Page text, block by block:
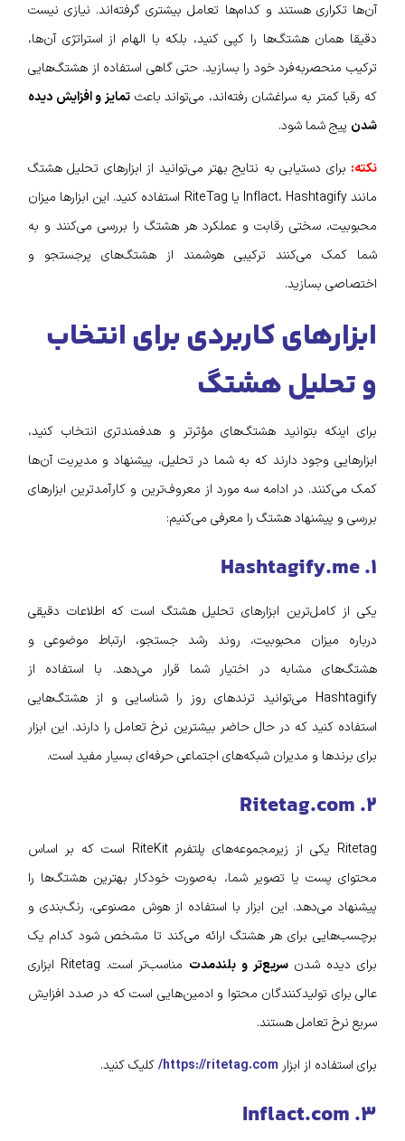
آن‌ها تکراری هستند و کدام‌ها تعامل بیشتری گرفته‌اند. نیازی نیست
دقیقا همان هشتگ‌ها را کپی کنید، بلکه با الهام از استراتژی آن‌ها،
ترکیب منحصربه‌فرد خود را بسازید. حتی گاهی استفاده از هشتگ‌هایی
که رقبا کمتر به سراغشان رفته‌اند، می‌تواند باعثتمایز و افزایش دیده
شدن پیج شما شود.
نکته: برای دستیابی به نتایج بهتر می‌توانید از ابزارهای تحلیل هشتگ
مانند Inflact، Hashtagify یا RiteTag استفاده کنید. این ابزارها میزان
محبوبیت، سختی رقابت و عملکرد هر هشتگ را بررسی می‌کنند و به
شما کمک می‌کنند ترکیبی هوشمند از هشتگ‌های پرجستجو و
اختصاصی بسازید.
ابزارهای کاربردی برای انتخاب
و تحلیل هشتگ
برای اینکه بتوانید هشتگ‌های مؤثرتر و هدفمندتری انتخاب کنید،
ابزارهایی وجود دارند که به شما در تحلیل، پیشنهاد و مدیریت آن‌ها
کمک می‌کنند. در ادامه سه مورد از معروف‌ترین و کارآمدترین ابزارهای
بررسی و پیشنهاد هشتگ را معرفی می‌کنیم:
۱. Hashtagify.me
یکی از کامل‌ترین ابزارهای تحلیل هشتگ است که اطلاعات دقیقی
درباره میزان محبوبیت، روند رشد جستجو، ارتباط موضوعی و
هشتگ‌های مشابه در اختیار شما قرار می‌دهد. با استفاده از
Hashtagify می‌توانید ترندهای روز را شناسایی و از هشتگ‌هایی
استفاده کنید که در حال حاضر بیشترین نرخ تعامل را دارند. این ابزار
برای برندها و مدیران شبکه‌های اجتماعی حرفه‌ای بسیار مفید است.
۲. Ritetag.com
Ritetag یکی از زیرمجموعه‌های پلتفرم RiteKit است که بر اساس
محتوای پست یا تصویر شما، به‌صورت خودکار بهترین هشتگ‌ها را
پیشنهاد می‌دهد. این ابزار با استفاده از هوش مصنوعی، رنگ‌بندی و
برچسب‌هایی برای هر هشتگ ارائه می‌کند تا مشخص شود کدام یک
برای دیده شدنسریع‌تر و بلندمدت
مناسب‌تر است. Ritetag ابزاری
عالی برای تولیدکنندگان محتوا و ادمین‌هایی است که در صدد افزایش
سریع نرخ تعامل هستند.
برای استفاده از ابزار https://ritetag.com/ کلیک کنید.
۳. Inflact.com